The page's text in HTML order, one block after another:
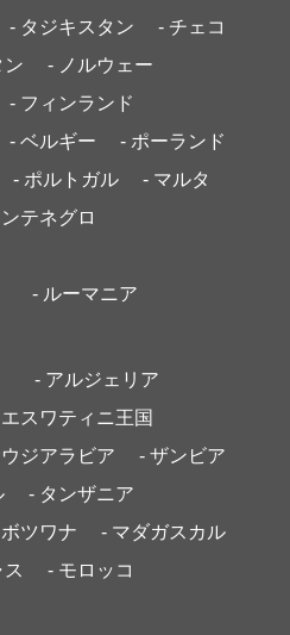
- タジキスタン
- チェコ
ン
- ノルウェー
- フィンランド
- ベルギー
- ポーランド
- ポルトガル
- マルタ
テネグロ
- ルーマニア
- アルジェリア
スワティニ王国
ジアラビア
- ザンビア
- タンザニア
ツワナ
- マダガスカル
- モロッコ